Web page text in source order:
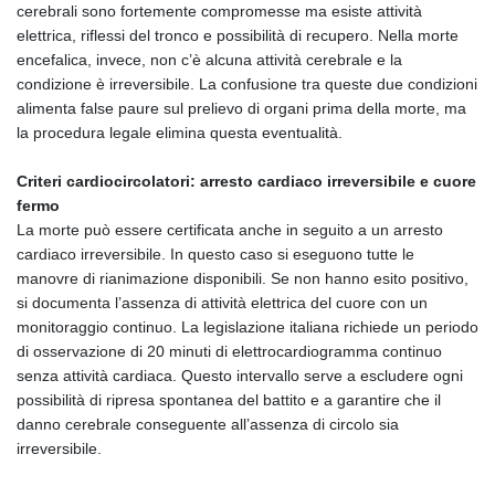
cerebrali sono fortemente compromesse ma esiste attività
elettrica, riflessi del tronco e possibilità di recupero. Nella morte
encefalica, invece, non c’è alcuna attività cerebrale e la
condizione è irreversibile. La confusione tra queste due condizioni
alimenta false paure sul prelievo di organi prima della morte, ma
la procedura legale elimina questa eventualità.
Criteri cardiocircolatori: arresto cardiaco irreversibile e cuore
fermo
La morte può essere certificata anche in seguito a un arresto
cardiaco irreversibile. In questo caso si eseguono tutte le
manovre di rianimazione disponibili. Se non hanno esito positivo,
si documenta l’assenza di attività elettrica del cuore con un
monitoraggio continuo. La legislazione italiana richiede un periodo
di osservazione di 20 minuti di elettrocardiogramma continuo
senza attività cardiaca. Questo intervallo serve a escludere ogni
possibilità di ripresa spontanea del battito e a garantire che il
danno cerebrale conseguente all’assenza di circolo sia
irreversibile.